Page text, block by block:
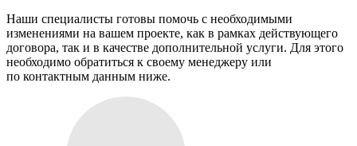
Наши специалисты готовы помочь с необходимыми
изменениями на вашем проекте, как в рамках действующего
договора, так и в качестве дополнительной услуги. Для этого
необходимо обратиться к своему менеджеру или
по контактным данным ниже.